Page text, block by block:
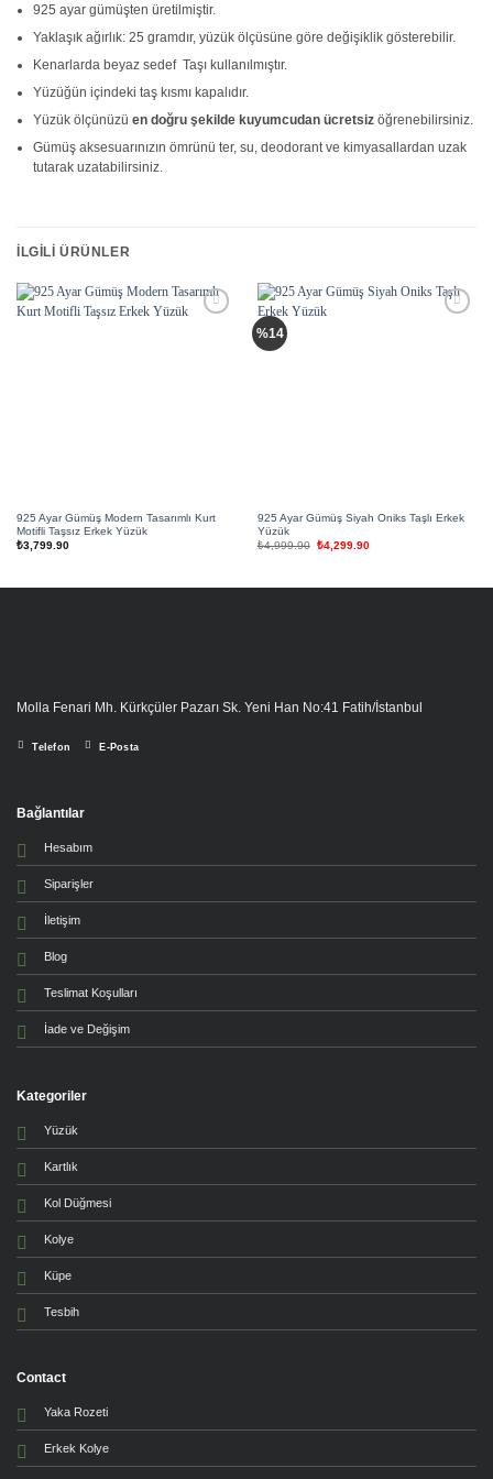
925 ayar gümüşten üretilmiştir.
Yaklaşık ağırlık: 25 gramdır, yüzük ölçüsüne göre değişiklik gösterebilir.
Kenarlarda beyaz sedef Taşı kullanılmıştır.
Yüzüğün içindeki taş kısmı kapalıdır.
Yüzük ölçünüzüen doğru şekilde kuyumcudan ücretsiz öğrenebilirsiniz.
Gümüş aksesuarınızın ömrünü ter, su, deodorant ve kimyasallardan uzak
tutarak uzatabilirsiniz.
İLGILI ÜRÜNLER
925 Ayar Gümüş Modern Tasarımlı Kurt
Motifli Taşsız Erkek Yüzük
₺3,799.90
%14
925 Ayar Gümüş Siyah Oniks Taşlı Erkek
Yüzük
₺4,999.90 Orijinal
fiyat:
₺4,299.90Şu
Molla Fenari Mh. Kürkçüler Pazarı Sk. Yeni Han No:41 Fatih/İstanbul
Telefon E-Posta
Bağlantılar
Hesabım
Siparişler
İletişim
Blog
Teslimat Koşulları
İade ve Değişim
Kategoriler
Yüzük
Kartlık
Kol Düğmesi
Kolye
Küpe
Tesbih
Contact
Yaka Rozeti
Erkek Kolye